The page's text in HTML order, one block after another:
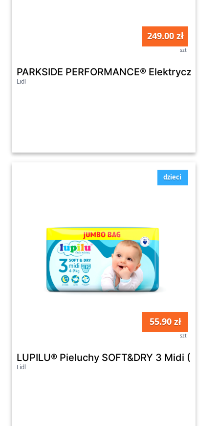
249.00 zł
szt
PARKSIDE PERFORMANCE® Elektryczna
Lidl
dzieci
55.90 zł
szt
LUPILU® Pieluchy
Lidl